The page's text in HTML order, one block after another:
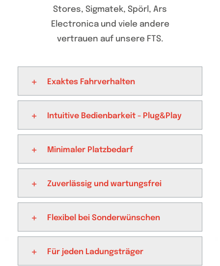
Stores, Sigmatek, Spörl, Ars
Electronica und viele andere
vertrauen auf unsere FTS.
Exaktes Fahrverhalten
Intuitive Bedienbarkeit - Plug&Play
Minimaler Platzbedarf
Zuverlässig und wartungsfrei
Flexibel bei Sonderwünschen
Für jeden Ladungsträger